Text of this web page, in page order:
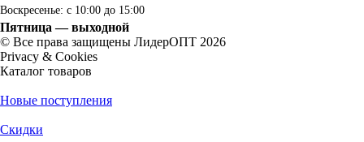
Воскресенье: с 10:00 до 15:00
Пятница — выходной
© Все права защищены ЛидерОПТ 2026
Privacy & Cookies
Каталог товаров
Новые поступления
Скидки